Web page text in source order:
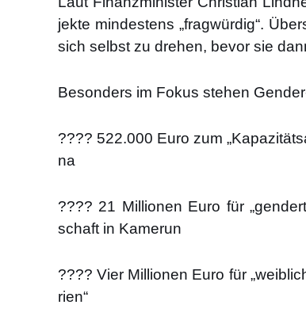
jek­te min­des­tens „frag­wür­dig“.
sich selbst zu dre­hen, bevor sie
Beson­ders im Fokus ste­hen
???? 522.000 Euro zum
na
???? 21 Mil­lio­nen Euro für
schaft in Kame­run
???? Vier Mil­lio­nen Euro für
ri­en“